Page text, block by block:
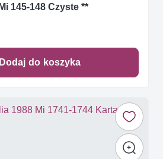
145-148 Czyste **
Dodaj do koszyka